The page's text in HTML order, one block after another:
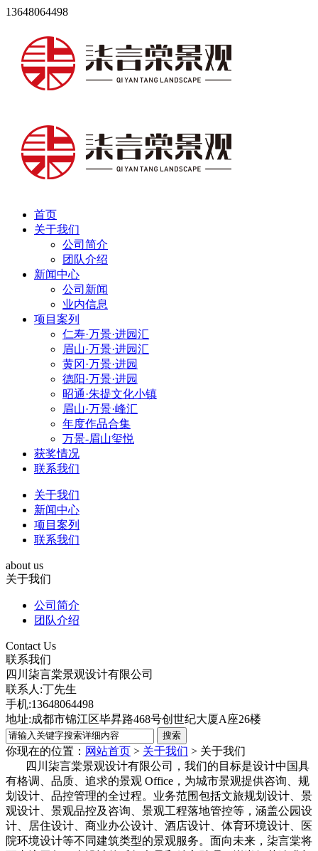
13648064498
首页
关于我们
公司简介
团队介绍
新闻中心
公司新闻
业内信息
项目案列
仁寿·万景·进园汇
眉山·万景·进园汇
黄冈·万景·进园
德阳·万景·进园
昭通·朱提文化小镇
眉山·万景·峰汇
年度作品合集
万景-眉山玺悦
获奖情况
联系我们
关于我们
新闻中心
项目案列
联系我们
about us
关于我们
公司简介
团队介绍
Contact Us
联系我们
四川柒言棠景观设计有限公司
联系人:丁先生
手机:13648064498
地址:成都市锦江区毕昇路468号创世纪大厦A座26楼
你现在的位置： 网站首页 > 关于我们 > 关于我们
四川柒言棠景观设计有限公司， 我们的目标是设计中国具
有格调、 品质、 追求的景观 Office， 为城市景观提供咨询、 规
划设计、 品控管理的全过程。 业务范围包括文旅规划设计、 景
观设计、 景观品控及咨询、 景观工程落地管控等， 涵盖公园设
计、
居住设计、 商业办公设计、 酒店设计、体育环境设计 、医
院环境设计等不同建筑类型的景观服务。 面向未来， 柒言棠将